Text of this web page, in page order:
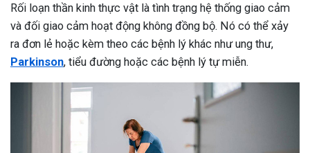
Rối loạn thần kinh thực vật là tình trạng hệ thống giao cảm
và đối giao cảm hoạt động không đồng bộ. Nó có thể xảy
ra đơn lẻ hoặc kèm theo các bệnh lý khác như ung thư,
Parkinson, tiểu đường hoặc các bệnh lý tự miễn.